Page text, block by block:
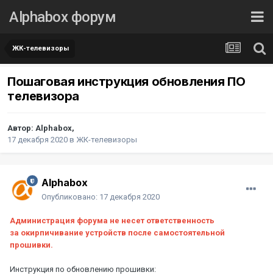
Alphabox форум
ЖК-телевизоры
Пошаговая инструкция обновления ПО
телевизора
Автор: Alphabox,
17 декабря 2020 в ЖК-телевизоры
Alphabox
Опубликовано: 17 декабря 2020
Администрация форума не несет ответственность
за окирпичивание устройств после самостоятельной
прошивки.
Инструкция по обновлению прошивки: